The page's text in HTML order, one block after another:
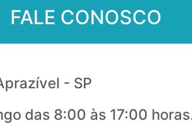
FALE CONOSCO
- SP
das 8:00 às 17:00